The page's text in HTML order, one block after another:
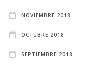
NOVIEMBRE 2018
OCTUBRE 2018
SEPTIEMBRE 2018